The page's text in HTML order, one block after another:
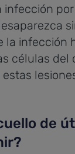
la infección
células del
de